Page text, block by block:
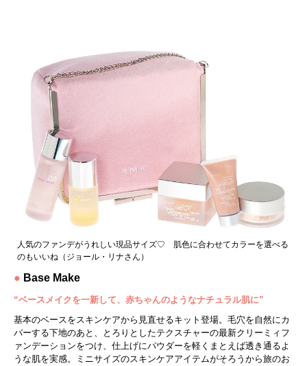
人気のファンデがうれしい現品サイズ♡ 肌色に合わせてカラーを選べる
のもいいね（ジョール・リナさん）
● Base Make
“ベースメイクを一新して、赤ちゃんのようなナチュラル肌に”
基本のベースをスキンケアから見直せるキット登場。毛穴を自然にカ
バーする下地のあと、とろりとしたテクスチャーの最新クリーミィフ
ァンデーションをつけ、仕上げにパウダーを軽くまとえば透き通るよ
うな肌を実感。ミニサイズのスキンケアアイテムがそろうから旅のお